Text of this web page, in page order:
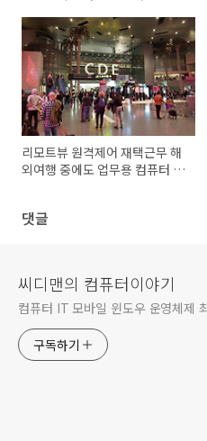
리모트뷰 원격제어 재택근무 해
외여행 중에도 업무용 컴퓨터 편
댓글
씨디맨의 컴퓨터이야기
컴퓨터 IT 모바일 윈도우 운영체제
구독하기